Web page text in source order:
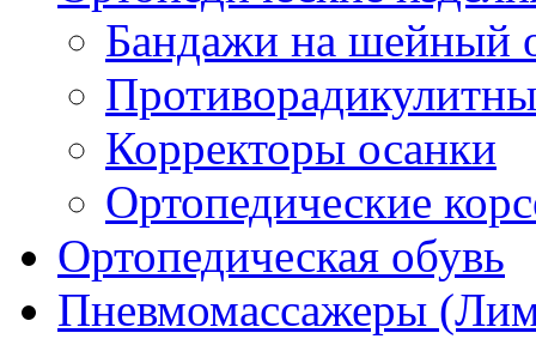
Бандажи на шейный
Корректоры осанки
Ортопедические
Ортопедическая обувь
Пневмомассажеры